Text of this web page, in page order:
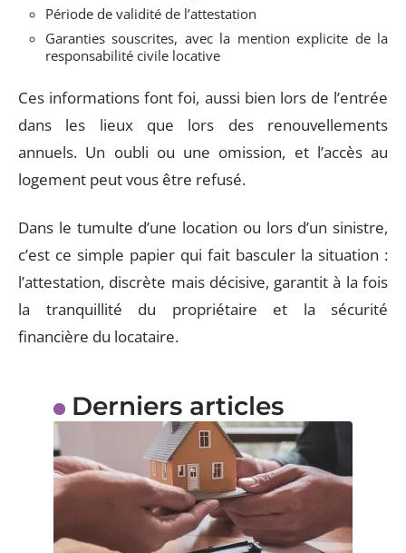
Période de validité de l’attestation
Garanties souscrites, avec la mention explicite de la
responsabilité civile locative
Ces informations font foi, aussi bien lors de l’entrée
dans les lieux que lors des renouvellements
annuels. Un oubli ou une omission, et l’accès au
logement peut vous être refusé.
Dans le tumulte d’une location ou lors d’un sinistre,
c’est ce simple papier qui fait basculer la situation :
l’attestation, discrète mais décisive, garantit à la fois
la tranquillité du propriétaire et la sécurité
financière du locataire.
Derniers articles